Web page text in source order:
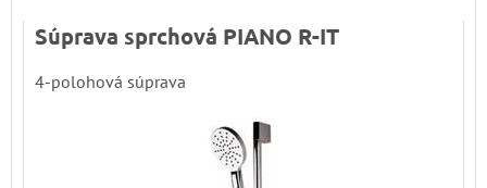
Súprava sprchová PIANO R-IT
4-polohová súprava